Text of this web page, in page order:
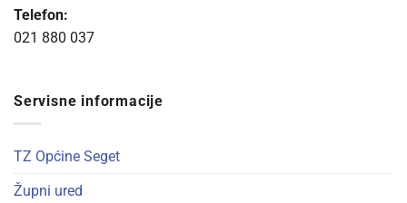
Telefon:
021 880 037
Servisne informacije
TZ Općine Seget
Župni ured